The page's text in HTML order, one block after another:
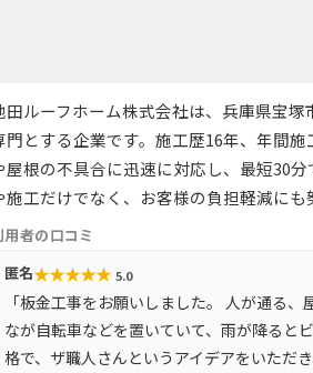
田ルーフホーム株式会社は、兵庫県宝
門とする企業です。施工歴16年、年間
屋根の不具合に迅速に対応し、最短30
施工だけでなく、お客様の負担軽減にも
用者の口コミ
匿名★★★★★ 5.0
「板金工事をお願いしました。 人が通る
なが自転車などを置いていて、雨が降ると
格で、ザ職人さんというアイデアをいただ